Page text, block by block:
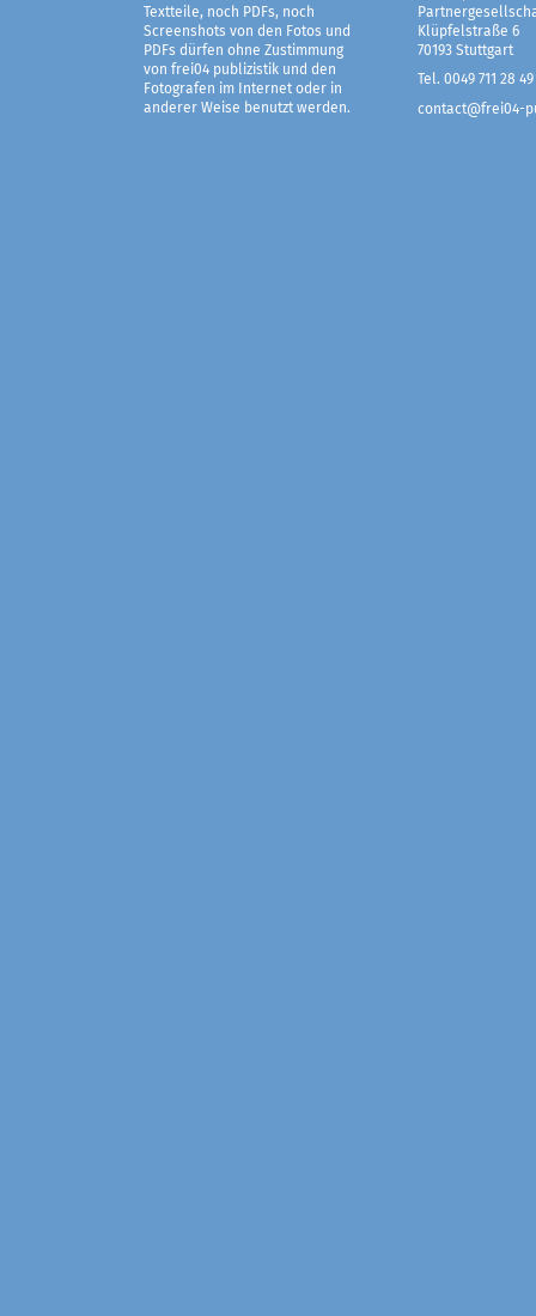
Textteile, noch PDFs, noch
Screenshots von den Fotos und
PDFs dürfen ohne Zustimmung
von frei04 publizistik und den
Fotografen im Internet oder in
anderer Weise benutzt werden.
Klüpfelstraße 6
70193 Stuttgart
Tel. 0049 711 28 49
contact@frei04-